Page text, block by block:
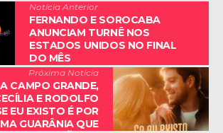
Notícia Anterior
FERNANDO E SOROCABA
ANUNCIAM TURNÊ NOS
ESTADOS UNIDOS NO FINAL
DO MÊS
Próxima Notícia
CAMPO GRANDE,
E RODOLFO
EU EXISTO É POR
GUARÂNIA QUE